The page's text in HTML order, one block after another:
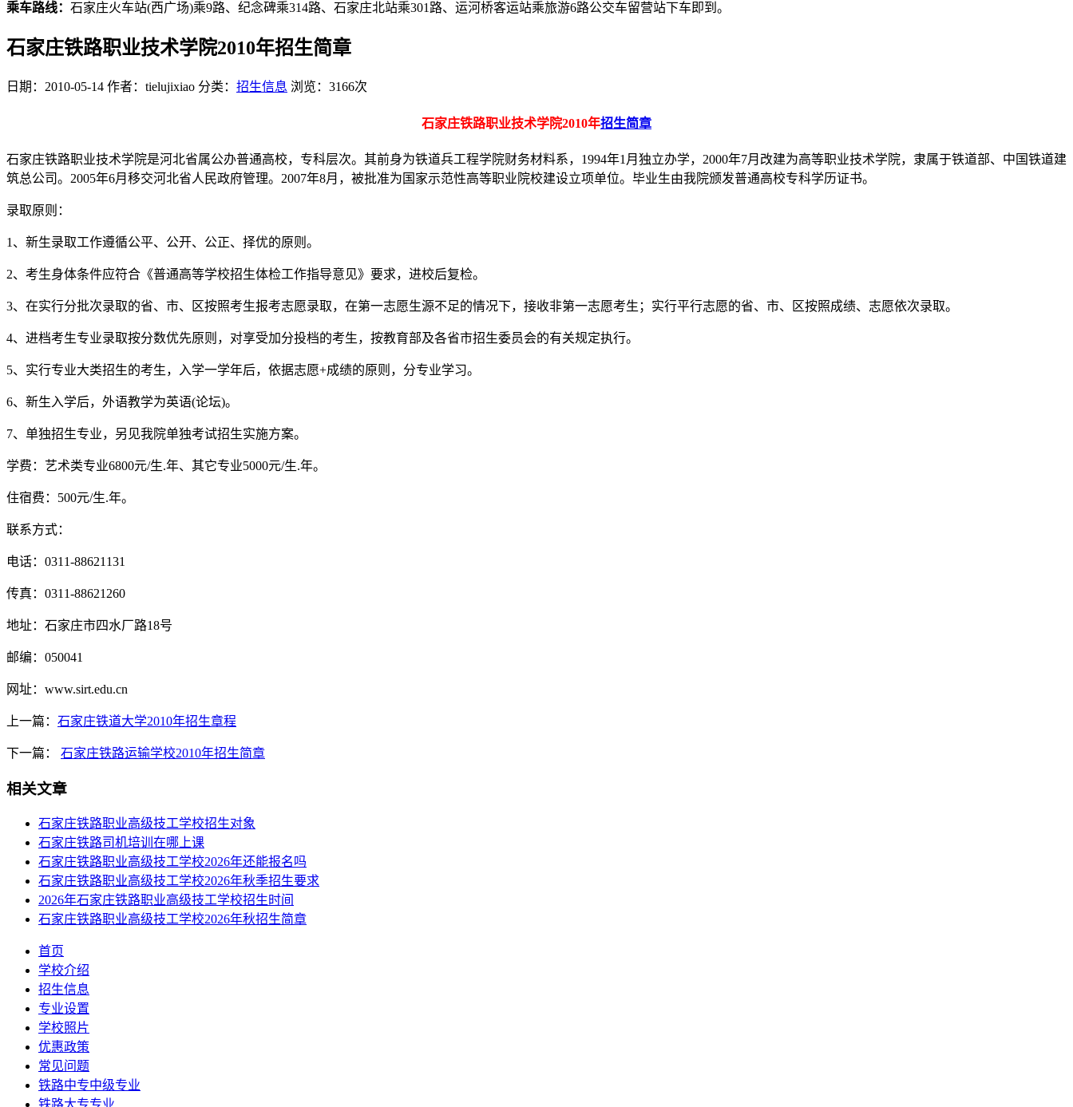
乘车路线： 石家庄火车站(西广场)乘9路、纪念碑乘314路、石家庄北站乘301路、运河桥客运站乘旅游6路公交车留营站下车即到。
石家庄铁路职业技术学院2010年招生简章
日期：2010-05-14 作者：tielujixiao 分类： 招生信息 浏览：3166次
石家庄铁路职业技术学院2010年招生简章
石家庄铁路职业技术学院是河北省属公办普通高校，专科层次。其前身为铁道兵工程学院财务材料系，1994年1月独立办学，2000年7月改建为高等职业技术学院，隶属于铁道部、中国铁道建
筑总公司。2005年6月移交河北省人民政府管理。2007年8月，被批准为国家示范性高等职业院校建设立项单位。毕业生由我院颁发普通高校专科学历证书。
录取原则：
1、新生录取工作遵循公平、公开、公正、择优的原则。
2、考生身体条件应符合《普通高等学校招生体检工作指导意见》要求，进校后复检。
3、在实行分批次录取的省、市、区按照考生报考志愿录取，在第一志愿生源不足的情况下，接收非第一志愿考生；实行平行志愿的省、市、区按照成绩、志愿依次录取。
4、进档考生专业录取按分数优先原则，对享受加分投档的考生，按教育部及各省市招生委员会的有关规定执行。
5、实行专业大类招生的考生，入学一学年后，依据志愿+成绩的原则，分专业学习。
6、新生入学后，外语教学为英语(论坛)。
7、单独招生专业，另见我院单独考试招生实施方案。
学费：艺术类专业6800元/生.年、其它专业5000元/生.年。
住宿费：500元/生.年。
联系方式：
电话：0311-88621131
传真：0311-88621260
地址：石家庄市四水厂路18号
邮编：050041
网址：www.sirt.edu.cn
上一篇： 石家庄铁道大学2010年招生章程
下一篇： 石家庄铁路运输学校2010年招生简章
相关文章
石家庄铁路职业高级技工学校招生对象
石家庄铁路司机培训在哪上课
石家庄铁路职业高级技工学校2026年还能报名吗
石家庄铁路职业高级技工学校2026年秋季招生要求
2026年石家庄铁路职业高级技工学校招生时间
石家庄铁路职业高级技工学校2026年秋招生简章
首页
学校介绍
招生信息
专业设置
学校照片
优惠政策
常见问题
铁路中专中级专业